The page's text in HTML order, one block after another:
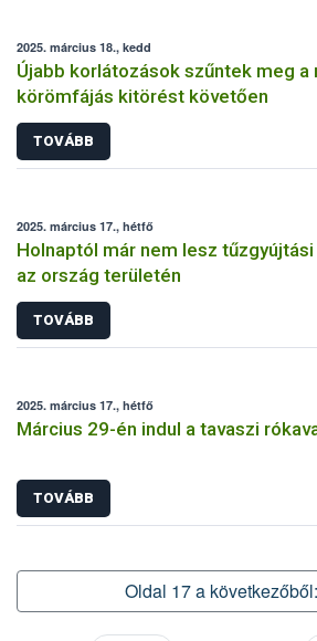
2025. március 18., kedd
Újabb korlátozások szűntek meg a
körömfájás kitörést követően
TOVÁBB
2025. március 17., hétfő
Holnaptól már nem lesz
az ország területén
TOVÁBB
2025. március 17., hétfő
Március 29-én indul a tavaszi
TOVÁBB
Oldal 17 a